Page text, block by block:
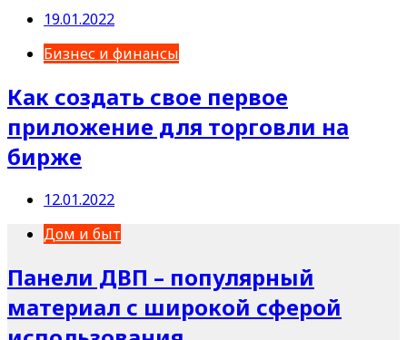
19.01.2022
Бизнес и финансы
Как создать свое первое
приложение для торговли на
бирже
12.01.2022
Дом и быт
Панели ДВП – популярный
материал с широкой сферой